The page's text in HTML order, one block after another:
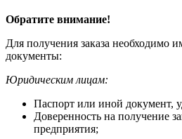
Обратите внимание!
Для получения заказа необходимо
документы:
Юридическим лицам:
Паспорт или иной документ,
Доверенность на получение
предприятия;